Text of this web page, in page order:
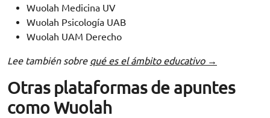
Wuolah Medicina UV
Wuolah Psicología UAB
Wuolah UAM Derecho
Lee también sobre qué es el ámbito educativo →
Otras plataformas de apuntes
como Wuolah